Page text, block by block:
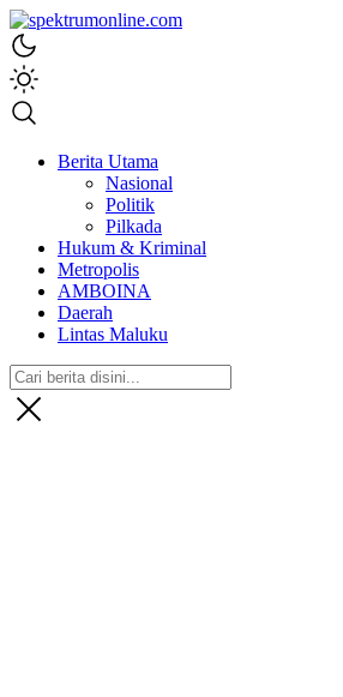
spektrumonline.com
Berita Utama
Nasional
Politik
Pilkada
Hukum & Kriminal
Metropolis
AMBOINA
Daerah
Lintas Maluku